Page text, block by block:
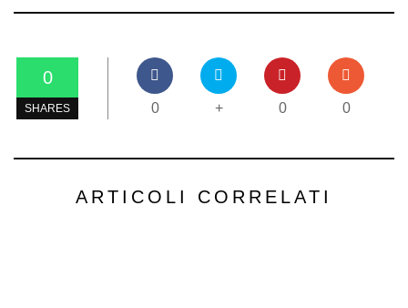
0
SHARES 0 + 0 0
ARTICOLI CORRELATI